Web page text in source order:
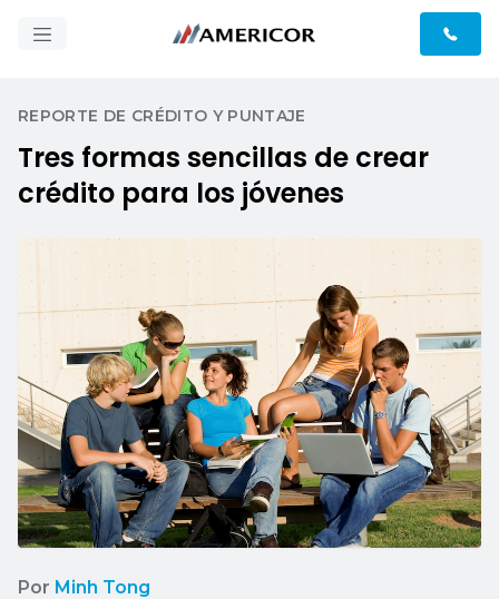
REPORTE DE CRÉDITO Y PUNTAJE
Tres formas sencillas de crear
crédito para los jóvenes
Por Minh Tong